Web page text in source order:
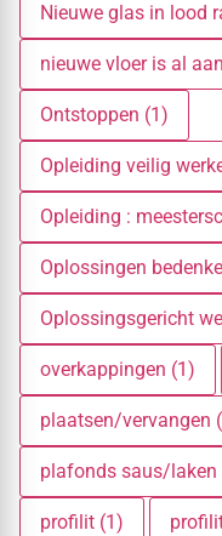
Nieuwe glas in lood
nieuwe vloer is al
Ontstoppen (1)
Opleiding :
Oplossingen
Oplossingsgericht
overkappingen (1)
plaatsen/vervangen
plafonds saus/laken
profilit (1)